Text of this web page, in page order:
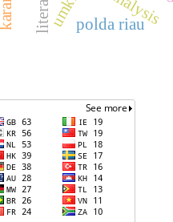
polda riau